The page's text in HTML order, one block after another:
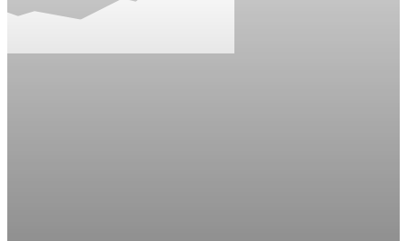
Recuperați-vă parola